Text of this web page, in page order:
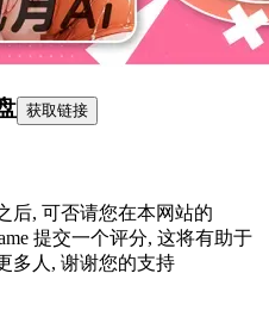
获取链接
后, 可否请您在本网站的
提交一个评分, 这将有助于
多人, 谢谢您的支持